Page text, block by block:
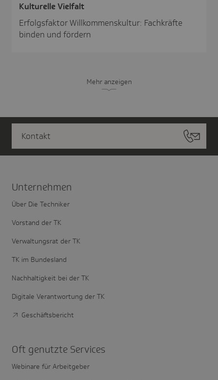
Kultu­relle Viel­falt
Erfolgsfaktor Willkommenskultur: Fachkräfte
binden und fördern
Mehr anzeigen
Kontakt
Unter­nehmen
Über Die Techniker
Vorstand der TK
Verwaltungsrat der TK
TK im Bundesland
Nachhaltigkeit bei der TK
Digitale Verantwortung der TK
Geschäftsbericht
Oft genutzte Services
Webinare für Arbeitgeber